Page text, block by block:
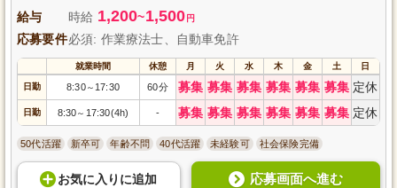
給与 時給 1,200~1,500 円
応募要件必須: 作業療法士、自動車免許
就業時間 休憩 月 火 水 木 金 土 日
日勤 8:30～ 17:30 60分 募集 募集 募集 募集 募集 募集 定休
日勤 8:30～ 17:30(4h) - 募集 募集 募集 募集 募集 募集 定休
50代活躍 新卒可 年齢不問 40代活躍 未経験可 社会保険完備
お気に入り に追加 応募画面へ進む